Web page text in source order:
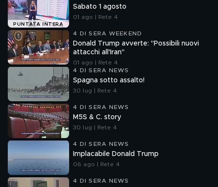
PUNTATA INTERA
Sabato 1 agosto
01 ago | Rete 4
4 DI SERA WEEKEND
Donald Trump avverte: "Possibili nuovi
attacchi all'Iran"
01 ago | Rete 4
4 DI SERA NEWS
Spagna sotto assalto!
30 lug | Rete 4
4 DI SERA NEWS
M5S & C. story
30 lug | Rete 4
4 DI SERA NEWS
Implacabile Donald Trump
06 ago | Rete 4
4 DI SERA NEWS